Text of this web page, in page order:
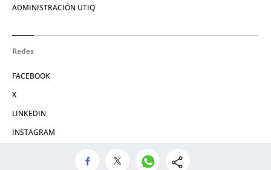
ADMINISTRACIÓN UTIQ
Redes
FACEBOOK
X
LINKEDIN
INSTAGRAM